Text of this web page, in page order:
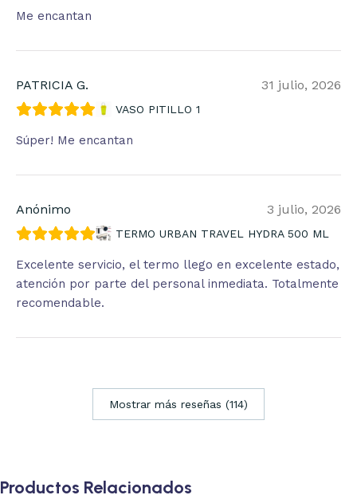
Me encantan
PATRICIA G. 31 julio, 2026
VASO PITILLO 1
Súper! Me encantan
Anónimo 3 julio, 2026
TERMO URBAN TRAVEL HYDRA 500 ML
Excelente servicio, el termo llego en excelente estado,
atención por parte del personal inmediata. Totalmente
recomendable.
Mostrar más reseñas (114)
Productos Relacionados